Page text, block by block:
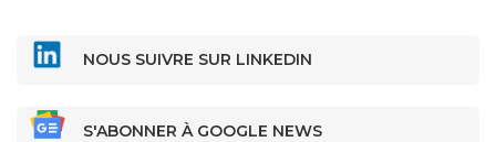
NOUS SUIVRE SUR LINKEDIN
S'ABONNER À GOOGLE NEWS